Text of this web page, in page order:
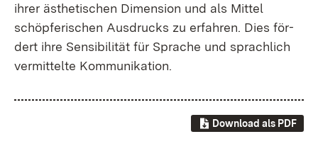
ih­rer äs­the­ti­schen Di­men­si­on und als Mit­tel
schöp­fe­ri­schen Aus­drucks zu er­fah­ren. Dies för­
dert ih­re Sen­si­bi­li­tät für Spra­che und sprach­lich
ver­mit­tel­te Kom­mu­ni­ka­ti­on.
Download als PDF